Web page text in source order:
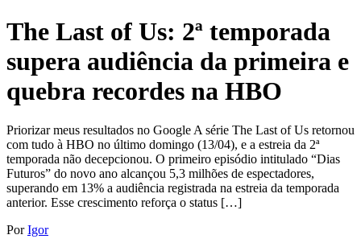
The Last of Us: 2ª temporada
supera audiência da primeira e
quebra recordes na HBO
Priorizar meus resultados no Google A série The Last of Us retornou
com tudo à HBO no último domingo (13/04), e a estreia da 2ª
temporada não decepcionou. O primeiro episódio intitulado “Dias
Futuros” do novo ano alcançou 5,3 milhões de espectadores,
superando em 13% a audiência registrada na estreia da temporada
anterior. Esse crescimento reforça o status […]
PorIgor